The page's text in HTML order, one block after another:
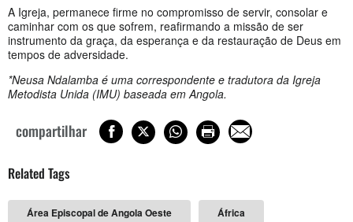
A Igreja, permanece firme no compromisso de servir, consolar e
caminhar com os que sofrem, reafirmando a missão de ser
instrumento da graça, da esperança e da restauração de Deus em
tempos de adversidade.
*Neusa Ndalamba é uma correspondente e tradutora da Igreja
Metodista Unida (IMU) baseada em Angola.
compartilhar
Related Tags
Área Episcopal de Angola Oeste África